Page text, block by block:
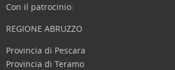
Con il patrocinio:
REGIONE ABRUZZO
Provincia di Pescara
Provincia di Teramo